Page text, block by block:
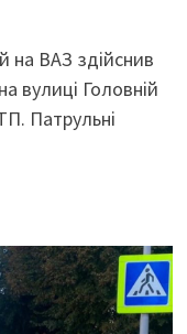
на ВАЗ здійснив
вулиці Головній
Патрульні